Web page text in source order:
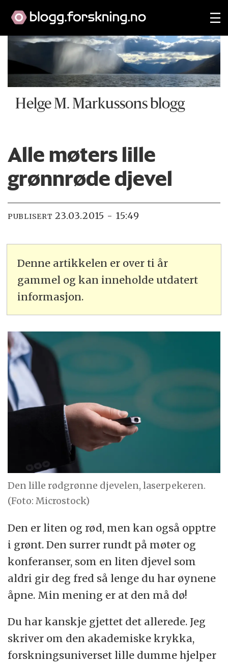
Helge M. Markussons blogg
Alle møters lille
grønnrøde djevel
PUBLISERT 23.03.2015 - 15:49
Denne artikkelen er over ti år
gammel og kan inneholde utdatert
informasjon.
Den lille rødgrønne djevelen, laserpekeren.
(Foto: Microstock)
Den er liten og rød, men kan også opptre
i grønt. Den surrer rundt på møter og
konferanser, som en liten djevel som
aldri gir deg fred så lenge du har øynene
åpne. Min mening er at den må dø!
Du har kanskje gjettet det allerede. Jeg
skriver om den akademiske krykka,
forskningsuniverset lille dumme hjelper